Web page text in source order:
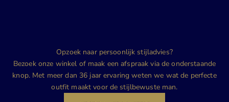
Opzoek naar persoonlijk stijladvies?
Bezoek onze winkel of maak een afspraak via de onderstaande
knop. Met meer dan 36 jaar ervaring weten we wat de perfecte
outfit maakt voor de stijlbewuste man.